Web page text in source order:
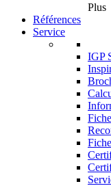
Plus
Références
Service
IGP